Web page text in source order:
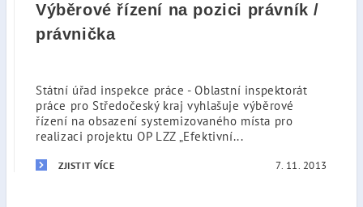
Výběrové řízení na pozici právník /
právnička
Státní úřad inspekce práce - Oblastní inspektorát
práce pro Středočeský kraj vyhlašuje výběrové
řízení na obsazení systemizovaného místa pro
realizaci projektu OP LZZ „Efektivní...
ZJISTIT VÍCE 7. 11. 2013